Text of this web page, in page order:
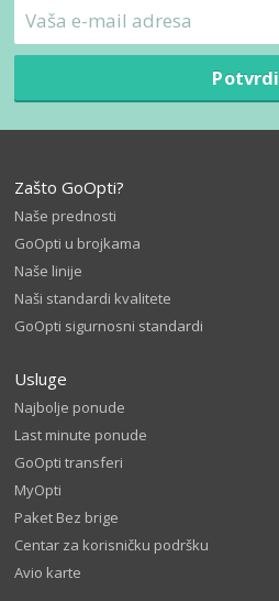
Potvrdi
Zašto GoOpti?
Naše prednosti
GoOpti u brojkama
Naše linije
Naši standardi kvalitete
GoOpti sigurnosni standardi
Usluge
Najbolje ponude
Last minute ponude
GoOpti transferi
MyOpti
Paket Bez brige
Centar za korisničku podršku
Avio karte